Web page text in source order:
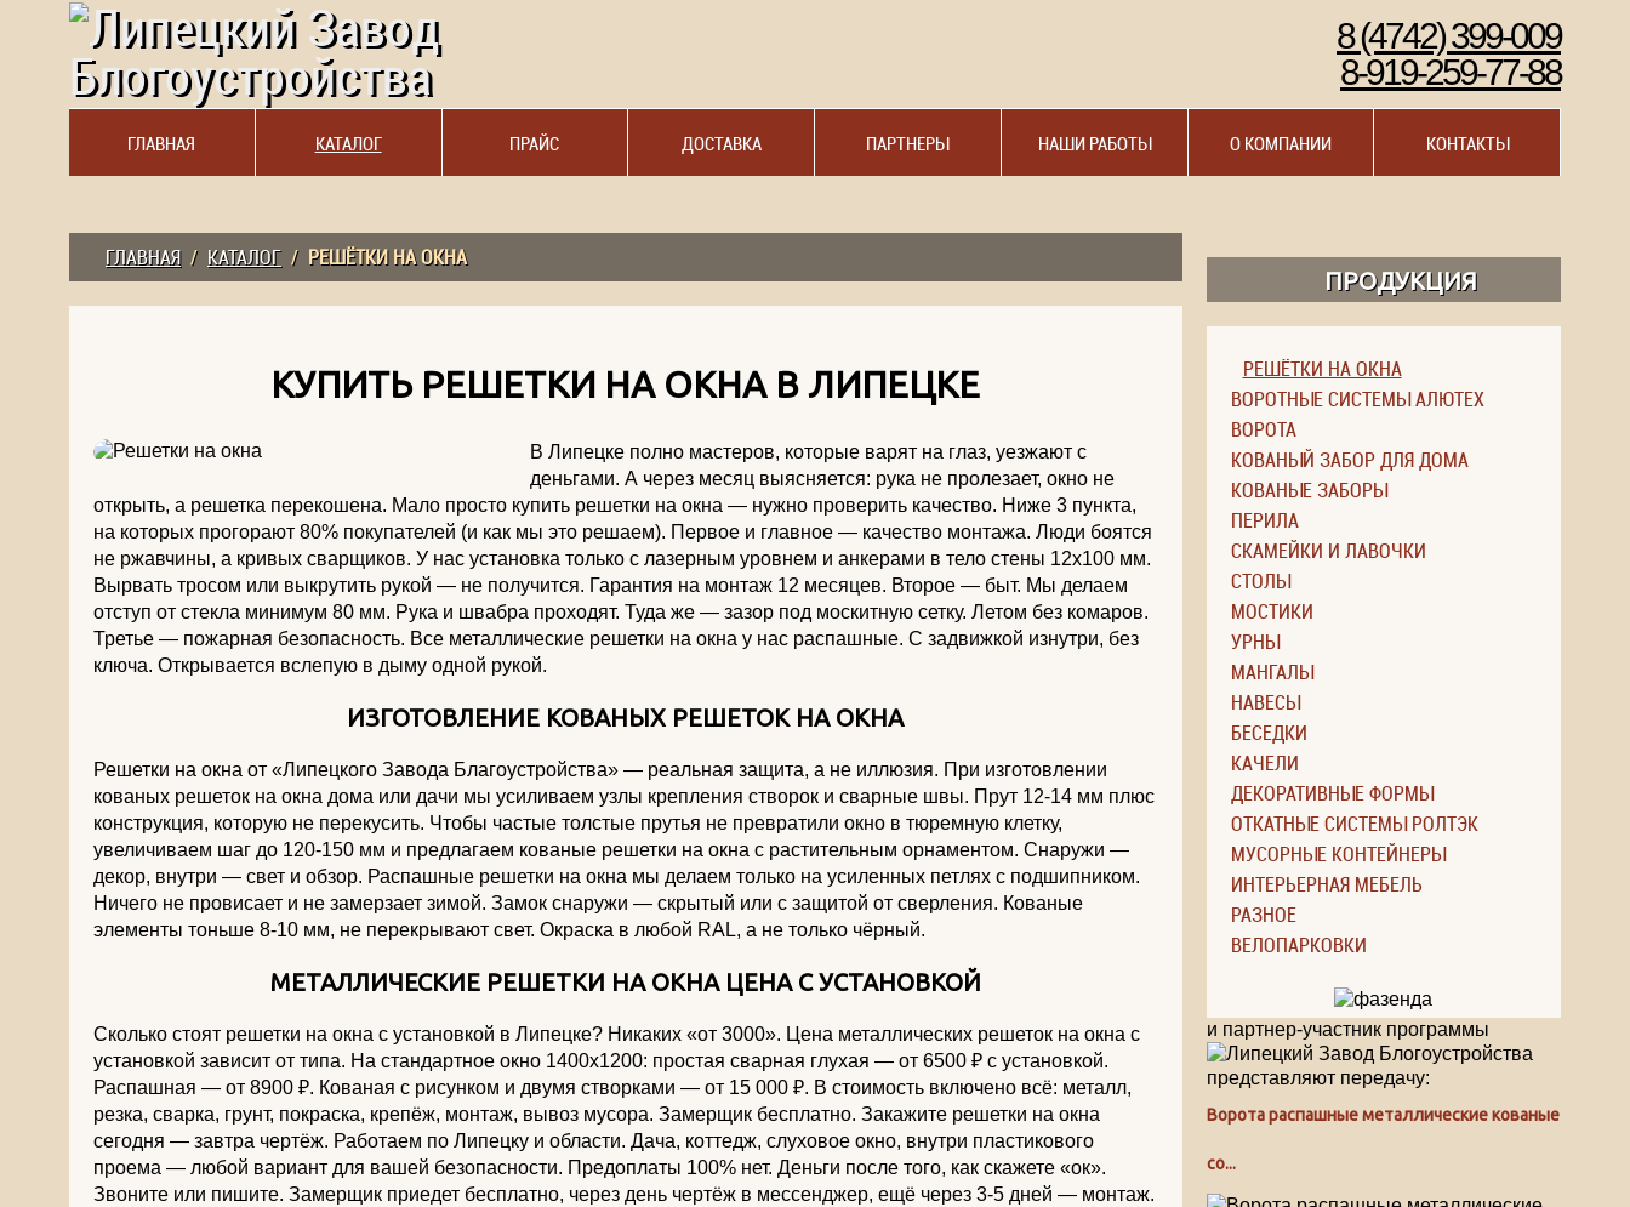
8 (4742) 399-009
8-919-259-77-88
ГЛАВНАЯ КАТАЛОГ ПРАЙС ДОСТАВКА ПАРТНЕРЫ НАШИ РАБОТЫ О КОМПАНИИ КОНТАКТЫ
ГЛАВНАЯ/ КАТАЛОГ/ РЕШЁТКИ НА ОКНА
КУПИТЬ РЕШЕТКИ НА ОКНА В ЛИПЕЦКЕ
В Липецке полно мастеров, которые варят на глаз, уезжают с
деньгами. А через месяц выясняется: рука не пролезает, окно не
открыть, а решетка перекошена. Мало просто купить решетки на окна — нужно проверить качество. Ниже 3 пункта,
на которых прогорают 80% покупателей (и как мы это решаем). Первое и главное — качество монтажа. Люди боятся
не ржавчины, а кривых сварщиков. У нас установка только с лазерным уровнем и анкерами в тело стены 12х100 мм.
Вырвать тросом или выкрутить рукой — не получится. Гарантия на монтаж 12 месяцев. Второе — быт. Мы делаем
отступ от стекла минимум 80 мм. Рука и швабра проходят. Туда же — зазор под москитную сетку. Летом без комаров.
Третье — пожарная безопасность. Все металлические решетки на окна у нас распашные. С задвижкой изнутри, без
ключа. Открывается вслепую в дыму одной рукой.
ИЗГОТОВЛЕНИЕ КОВАНЫХ РЕШЕТОК НА ОКНА
Решетки на окна от «Липецкого Завода Благоустройства» — реальная защита, а не иллюзия. При изготовлении
кованых решеток на окна дома или дачи мы усиливаем узлы крепления створок и сварные швы. Прут 12-14 мм плюс
конструкция, которую не перекусить. Чтобы частые толстые прутья не превратили окно в тюремную клетку,
увеличиваем шаг до 120-150 мм и предлагаем кованые решетки на окна с растительным орнаментом. Снаружи —
декор, внутри — свет и обзор. Распашные решетки на окна мы делаем только на усиленных петлях с подшипником.
Ничего не провисает и не замерзает зимой. Замок снаружи — скрытый или с защитой от сверления. Кованые
элементы тоньше 8-10 мм, не перекрывают свет. Окраска в любой RAL, а не только чёрный.
МЕТАЛЛИЧЕСКИЕ РЕШЕТКИ НА ОКНА ЦЕНА С УСТАНОВКОЙ
Сколько стоят решетки на окна с установкой в Липецке? Никаких «от 3000». Цена металлических решеток на окна с
установкой зависит от типа. На стандартное окно 1400х1200: простая сварная глухая — от 6500 ₽ с установкой.
Распашная — от 8900 ₽. Кованая с рисунком и двумя створками — от 15 000 ₽. В стоимость включено всё: металл,
резка, сварка, грунт, покраска, крепёж, монтаж, вывоз мусора. Замерщик бесплатно. Закажите решетки на окна
сегодня — завтра чертёж. Работаем по Липецку и области. Дача, коттедж, слуховое окно, внутри пластикового
проема — любой вариант для вашей безопасности. Предоплаты 100% нет. Деньги после того, как скажете «ок».
Звоните или пишите. Замерщик приедет бесплатно, через день чертёж в мессенджер, ещё через 3-5 дней — монтаж.
ПРОДУКЦИЯ
РЕШЁТКИ НА ОКНА
ВОРОТНЫЕ СИСТЕМЫ АЛЮТЕХ
ВОРОТА
КОВАНЫЙ ЗАБОР ДЛЯ ДОМА
КОВАНЫЕ ЗАБОРЫ
ПЕРИЛА
СКАМЕЙКИ И ЛАВОЧКИ
СТОЛЫ
МОСТИКИ
УРНЫ
МАНГАЛЫ
НАВЕСЫ
БЕСЕДКИ
КАЧЕЛИ
ДЕКОРАТИВНЫЕ ФОРМЫ
ОТКАТНЫЕ СИСТЕМЫ РОЛТЭК
МУСОРНЫЕ КОНТЕЙНЕРЫ
ИНТЕРЬЕРНАЯ МЕБЕЛЬ
РАЗНОЕ
ВЕЛОПАРКОВКИ
и партнер-участник программы
представляют передачу:
Ворота распашные металлические кованые
со...